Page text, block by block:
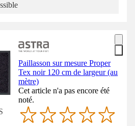
Paillasson sur mesure Proper
Tex noir 120 cm de largeur (au
mètre)
Cet article n'a pas encore été
noté.